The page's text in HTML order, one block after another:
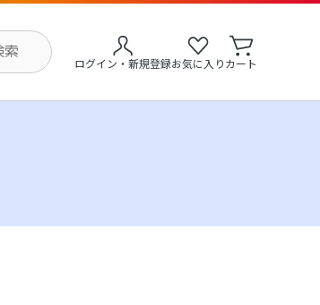
ログイン・新規登録お気に入り カート